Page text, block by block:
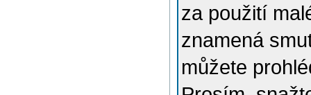
za použití
znamená
můžete